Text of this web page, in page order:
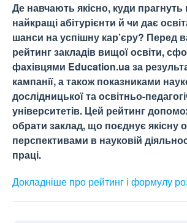
Де навчають якісно, куди прагнуть
найкращі абітурієнти й чи дає
шанси на успішну кар’єру? Перед
рейтинг закладів вищої освіти,
фахівцями Education.ua за
кампанії, а також показниками
дослідницької та освітньо-
університетів. Цей рейтинг
обрати заклад, що поєднує якісну
перспективами в науковій
праці.
Докладніше про рейтинг і формулу